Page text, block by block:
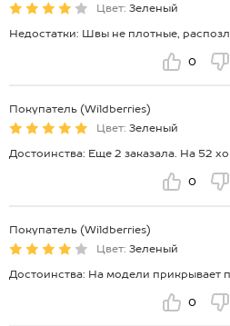
Цвет: Зеленый
Недостатки: Швы не плотные,
0
Покупатель (Wildberries)
Цвет: Зеленый
Достоинства: Еще 2 заказала. На 52
0
Покупатель (Wildberries)
Цвет: Зеленый
Достоинства: На модели прикрывает
0